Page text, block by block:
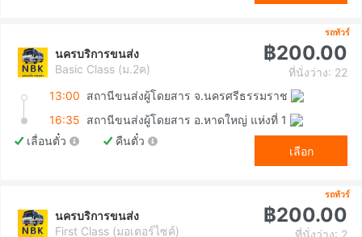
รถทัวร์
นครบริการขนส่ง
Basic Class (ม.2ค)
฿200.00
ที่นั่งว่าง: 22
13:00 สถานีขนส่งผู้โดยสาร จ.นครศรีธรรมราช
16:35 สถานีขนส่งผู้โดยสาร อ.หาดใหญ่ แห่งที่ 1
เลื่อนตั๋ว
คืนตั๋ว
เลือก
รถทัวร์
นครบริการขนส่ง
First Class (มอเตอร์ไซค์)
฿200.00
ที่นั่งว่าง: 2